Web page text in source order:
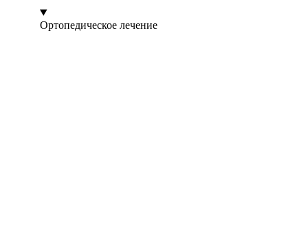
Ортопедическое лечение